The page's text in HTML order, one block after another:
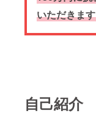
いただきま
自己紹介